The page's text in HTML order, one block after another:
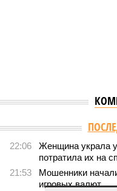
22:06
Женщина украла
потратила их на
21:53
Мошенники
игровых валют